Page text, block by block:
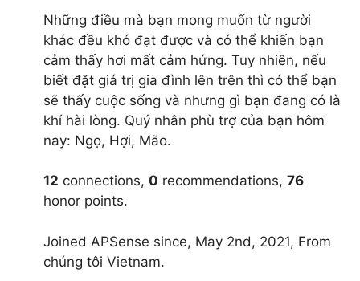
tôm mũ ni
tôm sú biển
tôm tích
ghẹ sữa
tôm hùm canada
tôm hùm alaska
tôm hùm đất
tôm hùm bông
tôm hùm baby
tôm hùm xanh
cua hoàng đế
cua alaska
cua canada
cua huỳnh đế
Những điều mà bạn mong muốn từ người
khác đều khó đạt được và có thể khiến bạn
cảm thấy hơi mất cảm hứng. Tuy nhiên, nếu
biết đặt giá trị gia đình lên trên thì có thể bạn
sẽ thấy cuộc sống và nhưng gì bạn đang có là
khí hài lòng. Quý nhân phù trợ của bạn hôm
nay: Ngọ, Hợi, Mão.
12 connections, 0 recommendations, 76
honor points.
Joined APSense since, May 2nd, 2021, From
chúng tôi Vietnam.